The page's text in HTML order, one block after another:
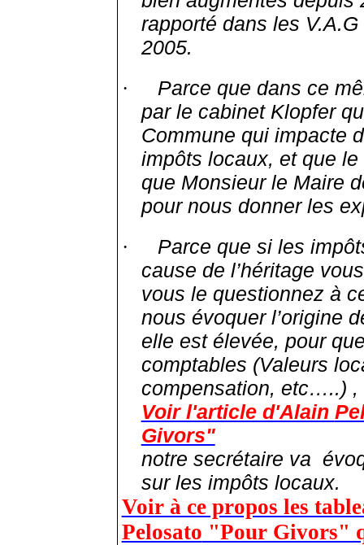
rapporté dans les
2005.
·
Parce que dans ce
par le cabinet Klopfer
Commune qui impacte
impôts locaux, et que le
que Monsieur le Maire
pour nous donner les
·
Parce que si les
cause de l’héritage
vous le questionnez à
nous évoquer l’origine
elle est élevée, pour
comptables (Valeurs
compensation, etc…..) ,
Voir l'article d'Alain
Givors"
notre secrétaire va
sur les impôts locaux.
Voir à ce propos les
Pelosato "Pour Givors"